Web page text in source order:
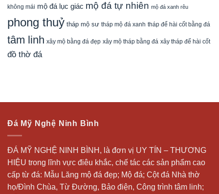
không mái mộ đá lục giác mộ đá tự nhiên mộ đá xanh rêu
phong thuỷ tháp mộ sư tháp mộ đá xanh tháp để hài cốt bằng đá
tâm linh xây mộ bằng đá đẹp xây mộ tháp bằng đá xây tháp để hài cốt
đồ thờ đá
Đá Mỹ Nghệ Ninh Bình
ĐÁ MỸ NGHỆ NINH BÌNH, là đơn vị UY TÍN – THƯƠNG
HIỆU trong lĩnh vực điêu khắc, chế tác các sản phẩm cao
cấp từ đá: Mẫu Lăng mộ đá đẹp; Mộ đá; Cột đá Nhà thờ
họ/Đình Chùa, Từ Đường, Bảo điện, Công trình tâm linh;